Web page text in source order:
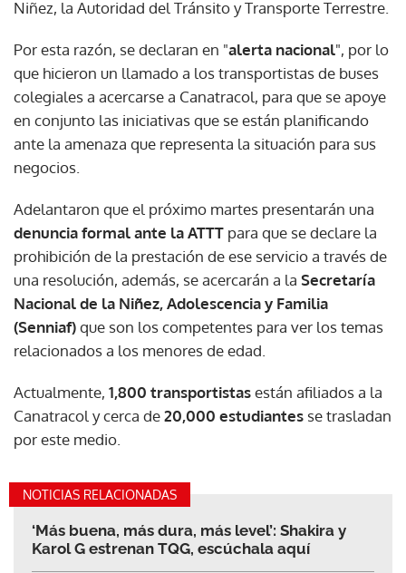
Niñez, la Autoridad del Tránsito y Transporte Terrestre.
Por esta razón, se declaran en "alerta nacional", por lo
que hicieron un llamado a los transportistas de buses
colegiales a acercarse a Canatracol, para que se apoye
en conjunto las iniciativas que se están planificando
ante la amenaza que representa la situación para sus
negocios.
Adelantaron que el próximo martes presentarán una
denuncia formal ante la ATTT para que se declare la
prohibición de la prestación de ese servicio a través de
una resolución, además, se acercarán a la Secretaría
Nacional de la Niñez, Adolescencia y Familia
(Senniaf)que son los competentes para ver los temas
relacionados a los menores de edad.
Actualmente, 1,800 transportistasestán afiliados a la
Canatracol y cerca de20,000 estudiantes se trasladan
por este medio.
NOTICIAS RELACIONADAS
‘Más buena, más dura, más level’: Shakira y
Karol G estrenan TQG, escúchala aquí